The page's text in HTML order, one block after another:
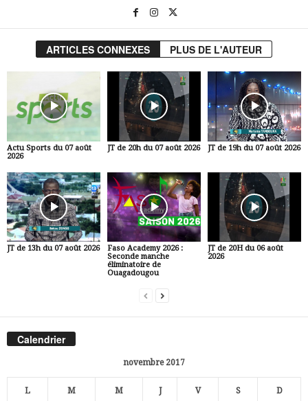
ARTICLES CONNEXES PLUS DE L'AUTEUR
Actu Sports du 07 août
2026
JT de 20h du 07 août 2026 JT de 19h du 07 août 2026
JT de 13h du 07 août 2026
Faso Academy 2026 :
Seconde manche
éliminatoire de
Ouagadougou
JT de 20H du 06 août
2026
Calendrier
novembre 2017
L M M J V S D